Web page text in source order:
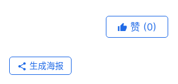
赞 (0)
生成海报